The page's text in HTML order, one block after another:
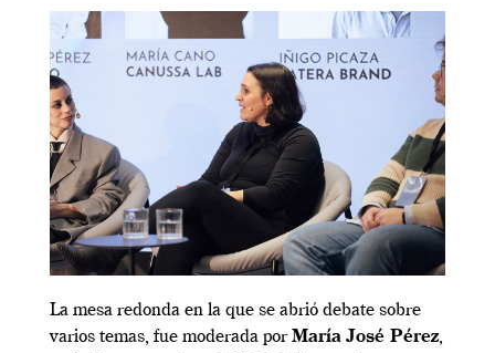
La mesa redonda en la que se abrió debate sobre
varios temas, fue moderada porMaría José Pérez,